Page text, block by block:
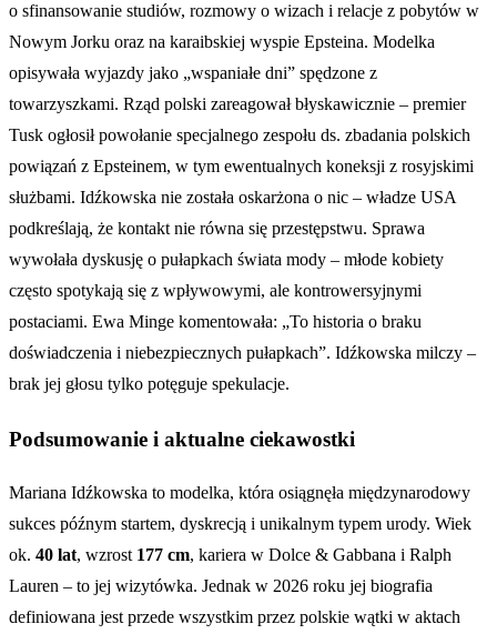
o sfinansowanie studiów, rozmowy o wizach i relacje z pobytów w
Nowym Jorku oraz na karaibskiej wyspie Epsteina. Modelka
opisywała wyjazdy jako „wspaniałe dni” spędzone z
towarzyszkami. Rząd polski zareagował błyskawicznie – premier
Tusk ogłosił powołanie specjalnego zespołu ds. zbadania polskich
powiązań z Epsteinem, w tym ewentualnych koneksji z rosyjskimi
służbami. Idźkowska nie została oskarżona o nic – władze USA
podkreślają, że kontakt nie równa się przestępstwu. Sprawa
wywołała dyskusję o pułapkach świata mody – młode kobiety
często spotykają się z wpływowymi, ale kontrowersyjnymi
postaciami. Ewa Minge komentowała: „To historia o braku
doświadczenia i niebezpiecznych pułapkach”. Idźkowska milczy –
brak jej głosu tylko potęguje spekulacje.
Podsumowanie i aktualne ciekawostki
Mariana Idźkowska to modelka, która osiągnęła międzynarodowy
sukces późnym startem, dyskrecją i unikalnym typem urody. Wiek
ok. 40 lat, wzrost 177 cm, kariera w Dolce & Gabbana i Ralph
Lauren – to jej wizytówka. Jednak w 2026 roku jej biografia
definiowana jest przede wszystkim przez polskie wątki w aktach